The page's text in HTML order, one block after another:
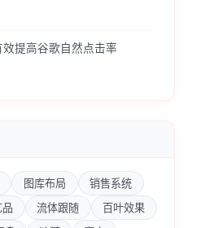
提高谷歌自然点击率
图库布局
销售系统
流体跟随
百叶效果